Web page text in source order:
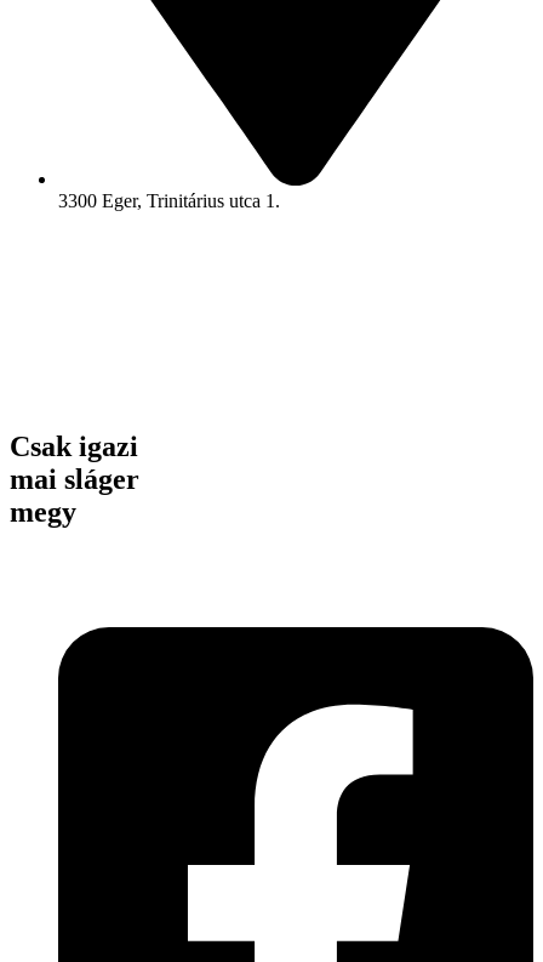
3300 Eger, Trinitárius utca 1.
Csak igazi
mai sláger
megy